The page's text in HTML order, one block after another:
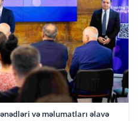
və məlumatları əlavə